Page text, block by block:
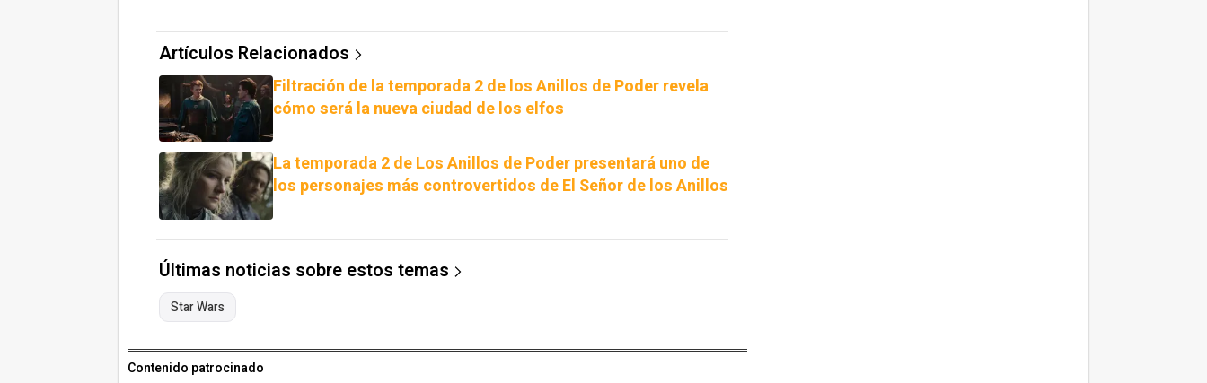
Artículos Relacionados
Filtración de la temporada 2 de los Anillos de Poder revela
cómo será la nueva ciudad de los elfos
La temporada 2 de Los Anillos de Poder presentará uno de
los personajes más controvertidos de El Señor de los Anillos
Últimas noticias sobre estos temas
Star Wars
Contenido patrocinado